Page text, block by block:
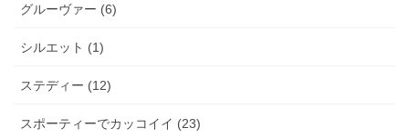
グルーヴァー (6)
シルエット (1)
ステディー (12)
スポーティーでカッコイイ (23)